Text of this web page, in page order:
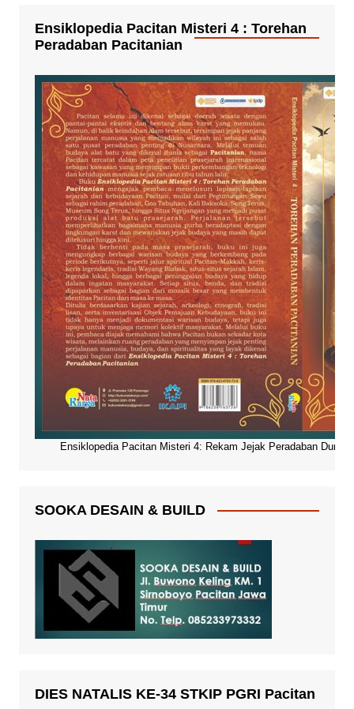
Ensiklopedia Pacitan Misteri 4 : Torehan
Peradaban Pacitanian
Ensiklopedia Pacitan Misteri 4: Rekam Jejak Peradaban Dunia
SOOKA DESAIN & BUILD
DIES NATALIS KE-34 STKIP PGRI Pacitan